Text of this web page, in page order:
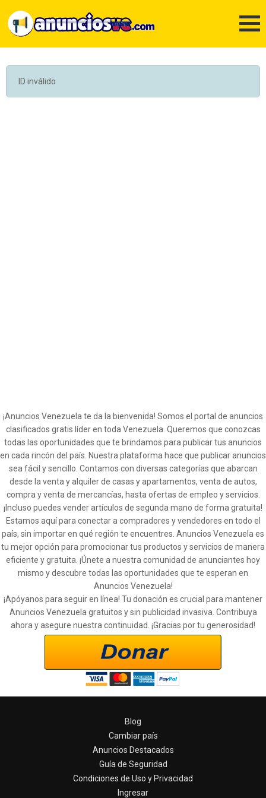
ID inválido
¡Anuncios Venezuela te da la bienvenida! Somos el portal de anuncios
clasificados gratis líder en toda Venezuela. Queremos que conozcas
todas las oportunidades que te brindamos para publicar tus anuncios
en cada rincón del país. Nuestra plataforma hace que publicar anuncios
sea fácil y sencillo. Contamos con diversas categorías que abarcan
desde la venta y alquiler de casas y apartamentos, venta de autos,
compra y venta de mercancías, hasta ofertas de empleo y servicios.
¡Incluso puedes vender artículos de segunda mano de forma gratuita!
Estamos aquí para conectar a compradores y vendedores en todo el
país, sin importar en qué región te encuentres. Anuncios Venezuela es
tu mejor opción para promocionar tus productos y servicios de manera
eficiente y gratuita. ¡Únete a nuestra comunidad de anunciantes hoy
mismo y descubre todas las oportunidades que te esperan en
Anuncios Venezuela!
¡Apóyanos para seguir en línea! Tu donación es crucial para mantener
Anuncios Venezuela gratuitos y sin publicidad invasiva. Contribuya
ahora y asegure nuestra continuidad. ¡Gracias por tu generosidad!
Blog
Cambiar país
Anuncios Destacados
Guía de Seguridad
Condiciones de Uso y Privacidad
Ingresar